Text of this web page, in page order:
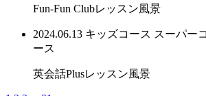
Fun-Fun Clubレッスン風景
2024.06.13 キッズコース スーパー
ース
英会話Plusレッスン風景